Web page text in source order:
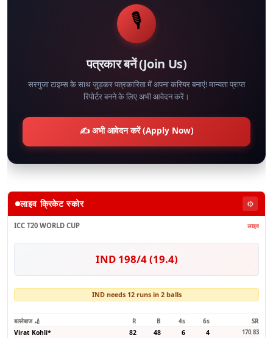
🎙️
पत्रकार बनें (Join Us)
सरगुजा टाइम्स के साथ जुड़कर पत्रकारिता में अपना करियर बनाएं! मान्यता प्राप्त
रिपोर्टर बनने के लिए अभी आवेदन करें।
✍️ अभी आवेदन करें (Apply Now)
लाइव क्रिकेट स्कोर ⚙️
ICC T20 WORLD CUP लाइव
IND 198/4 (19.4)
IND needs 12 runs in 2 balls
बल्लेबाज 🏏 R B 4s 6s
SR
Virat Kohli* 82 48 6 4 170.83